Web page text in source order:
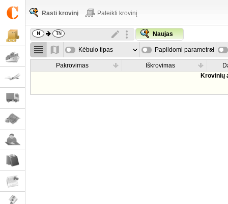
Rasti krovinį Pateikti krovinį
Naujas
Kėbulo tipas Papildomi parametrai
Pakrovimas Iškrovimas
Krovinių